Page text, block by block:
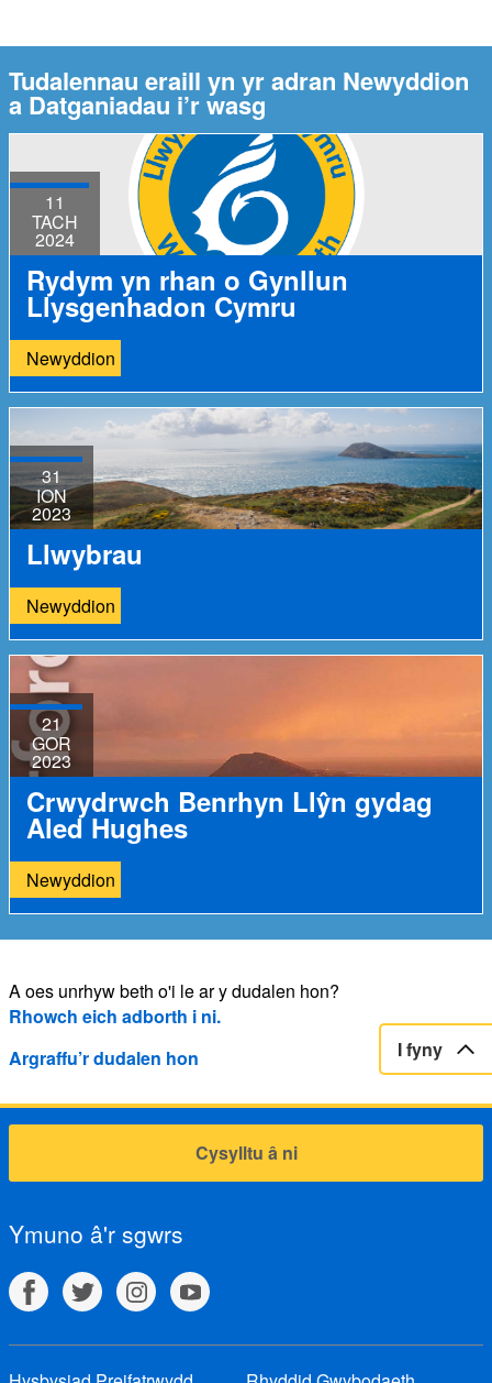
Tudalennau eraill yn yr adran Newyddion
a Datganiadau i’r wasg
11
TACH
2024
Rydym yn rhan o Gynllun
Llysgenhadon Cymru
Newyddion
31
ION
2023
Llwybrau
Newyddion
21
GOR
2023
Crwydrwch Benrhyn Llŷn gydag
Aled Hughes
Newyddion
A oes unrhyw beth o'i le ar y dudalen hon?
Rhowch eich adborth i ni.
Argraffu’r dudalen hon
I fyny
Cysylltu â ni
Ymuno â'r sgwrs